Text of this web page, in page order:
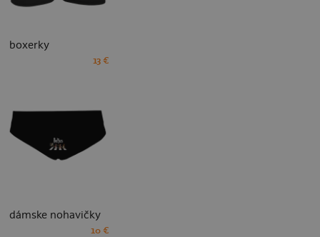
boxerky
13 €
dámske nohavičky
10 €